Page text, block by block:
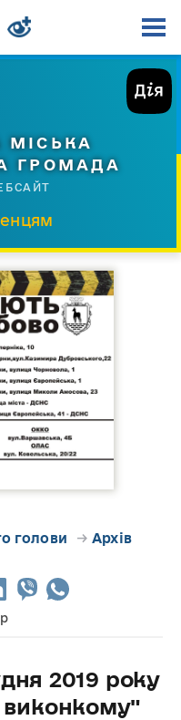
МІСЬКА
ГРОМАДА
голови → Архів
2019 року